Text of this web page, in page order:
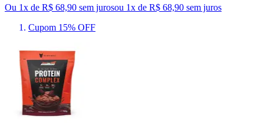
Ou 1x de R$ 68,90 sem jurosou 1x de R$ 68,90 sem juros
Cupom 15% OFF